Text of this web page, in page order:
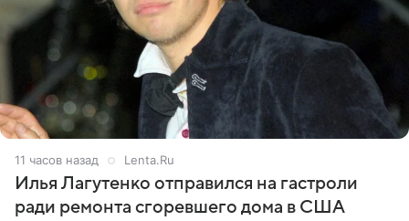
11 часов назад Lenta.Ru
Илья Лагутенко отправился на гастроли
ради ремонта сгоревшего дома в США